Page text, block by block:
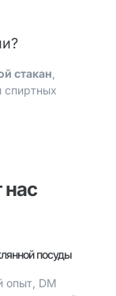
стакан
спиртных
посуды
опыт, DM